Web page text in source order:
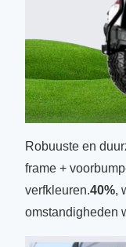
Robuuste en
frame +
verfkleuren.40%,
omstandigheden